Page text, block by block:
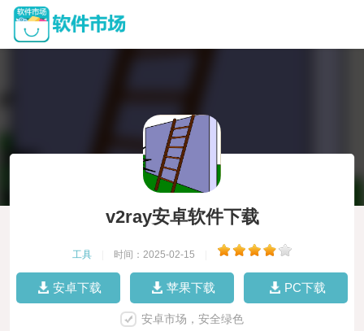
v2ray安卓软件下载
工具 时间：2025-02-15
安卓下载 苹果下载 PC下载
安卓市场，安全绿色